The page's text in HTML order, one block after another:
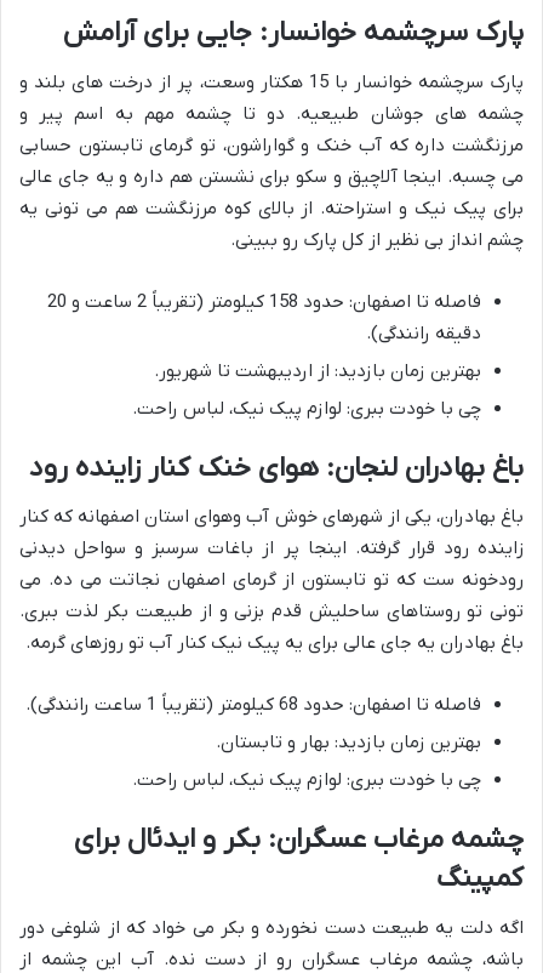
پارک سرچشمه خوانسار: جایی برای آرامش
پارک سرچشمه خوانسار با 15 هکتار وسعت، پر از درخت های بلند و
چشمه های جوشان طبیعیه. دو تا چشمه مهم به اسم پیر و
مرزنگشت داره که آب خنک و گواراشون، تو گرمای تابستون حسابی
می چسبه. اینجا آلاچیق و سکو برای نشستن هم داره و یه جای عالی
برای پیک نیک و استراحته. از بالای کوه مرزنگشت هم می تونی یه
چشم انداز بی نظیر از کل پارک رو ببینی.
فاصله تا اصفهان: حدود 158 کیلومتر (تقریباً 2 ساعت و 20
دقیقه رانندگی).
بهترین زمان بازدید: از اردیبهشت تا شهریور.
چی با خودت ببری: لوازم پیک نیک، لباس راحت.
باغ بهادران لنجان: هوای خنک کنار زاینده رود
باغ بهادران، یکی از شهرهای خوش آب وهوای استان اصفهانه که کنار
زاینده رود قرار گرفته. اینجا پر از باغات سرسبز و سواحل دیدنی
رودخونه ست که تو تابستون از گرمای اصفهان نجاتت می ده. می
تونی تو روستاهای ساحلیش قدم بزنی و از طبیعت بکر لذت ببری.
باغ بهادران یه جای عالی برای یه پیک نیک کنار آب تو روزهای گرمه.
فاصله تا اصفهان: حدود 68 کیلومتر (تقریباً 1 ساعت رانندگی).
بهترین زمان بازدید: بهار و تابستان.
چی با خودت ببری: لوازم پیک نیک، لباس راحت.
چشمه مرغاب عسگران: بکر و ایدئال برای
کمپینگ
اگه دلت یه طبیعت دست نخورده و بکر می خواد که از شلوغی دور
باشه، چشمه مرغاب عسگران رو از دست نده. آب این چشمه از